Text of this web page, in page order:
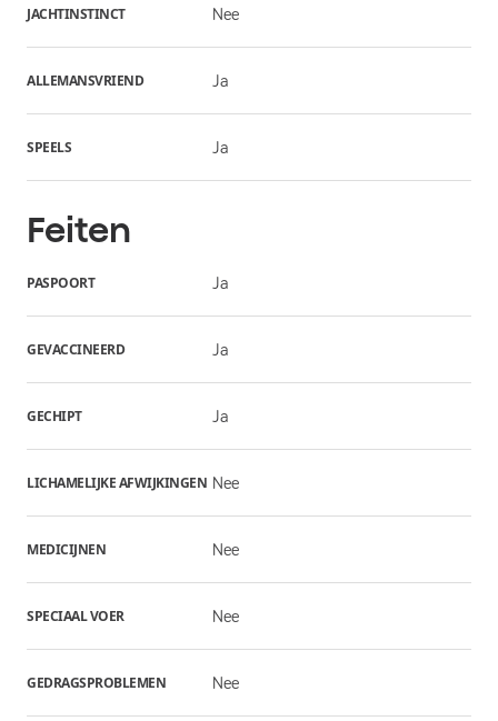
JACHTINSTINCT Nee
ALLEMANSVRIEND Ja
SPEELS Ja
Feiten
PASPOORT Ja
GEVACCINEERD Ja
GECHIPT Ja
LICHAMELIJKE AFWIJKINGEN Nee
MEDICIJNEN Nee
SPECIAAL VOER Nee
GEDRAGSPROBLEMEN Nee